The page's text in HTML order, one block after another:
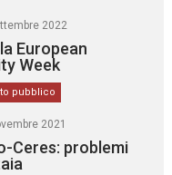
2022
European
Week
pubblico
2021
Ceres: problemi